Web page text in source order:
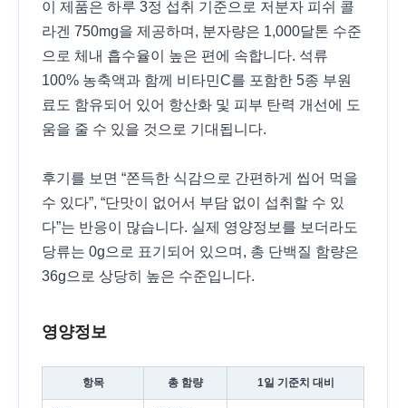
이 제품은 하루 3정 섭취 기준으로 저분자 피쉬 콜
라겐 750mg을 제공하며, 분자량은 1,000달톤 수준
으로 체내 흡수율이 높은 편에 속합니다. 석류
100% 농축액과 함께 비타민C를 포함한 5종 부원
료도 함유되어 있어 항산화 및 피부 탄력 개선에 도
움을 줄 수 있을 것으로 기대됩니다.
후기를 보면 “쫀득한 식감으로 간편하게 씹어 먹을
수 있다”, “단맛이 없어서 부담 없이 섭취할 수 있
다”는 반응이 많습니다. 실제 영양정보를 보더라도
당류는 0g으로 표기되어 있으며, 총 단백질 함량은
36g으로 상당히 높은 수준입니다.
영양정보
항목 총 함량 1일 기준치 대비